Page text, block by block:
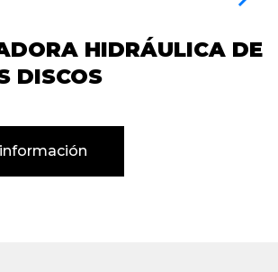
HIDRÁULICA DE
DISCOS